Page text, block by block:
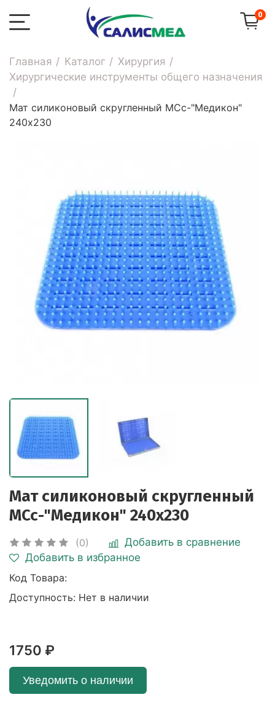
0
Главная Каталог
Хирургия
Хирургические инструменты общего назначения
Мат силиконовый скругленный МСс-"Медикон"
240х230
Мат силиконовый скругленный
МСс-"Медикон" 240х230
(0)
Добавить в сравнение
Добавить в избранное
Код Товара:
Доступность: Нет в наличии
1750 ₽
Уведомить о наличии